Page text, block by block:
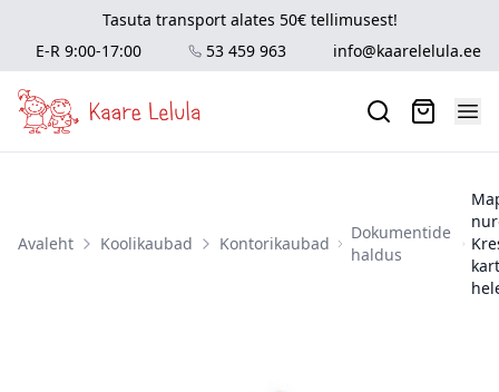
Tasuta transport alates 50€ tellimusest!
E-R 9:00-17:00
53 459 963 info@kaarelelula.ee
Avaleht Koolikaubad Kontorikaubad
Dokumentide
haldus